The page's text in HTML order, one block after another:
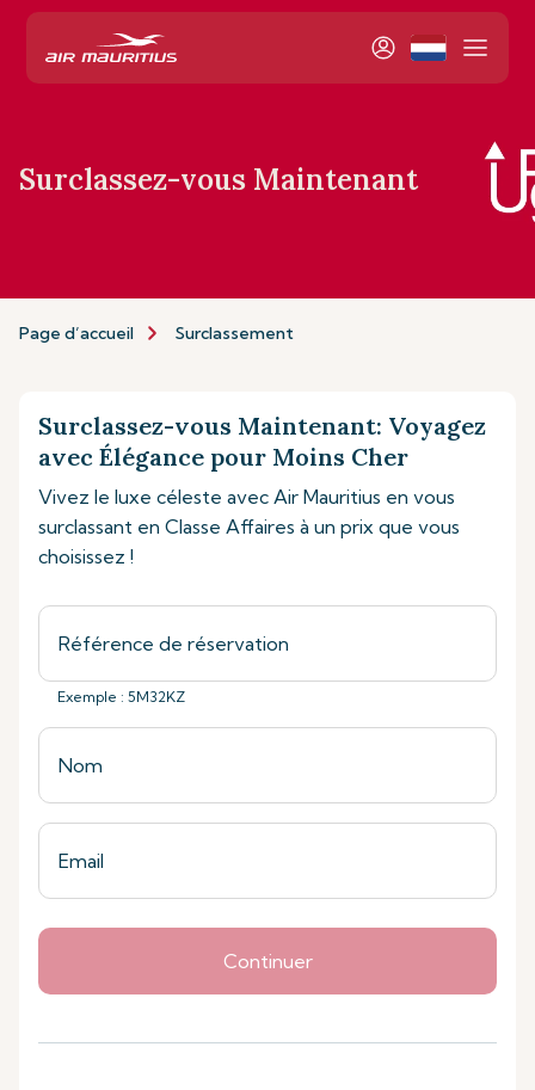
Surclassez-vous Maintenant
Page d’accueil Surclassement
Surclassez-vous Maintenant: Voyagez
avec Élégance pour Moins Cher
Vivez le luxe céleste avec Air Mauritius en vous
surclassant en Classe Affaires à un prix que vous
choisissez !
Exemple : 5M32KZ
Continuer